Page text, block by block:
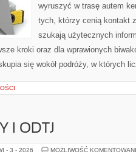
wyruszyć w trasę autem
tych, którzy cenią kontakt
szukają użytecznych
kroki oraz dla wprawionych
się wokół podróży, w których
I ODTJ
- 3 - 2026 MOŻLIWOŚĆ